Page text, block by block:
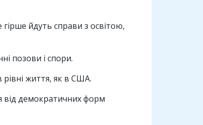
йдуть справи з освітою,
позови і спори.
рівні життя, як в США.
від демократичних форм